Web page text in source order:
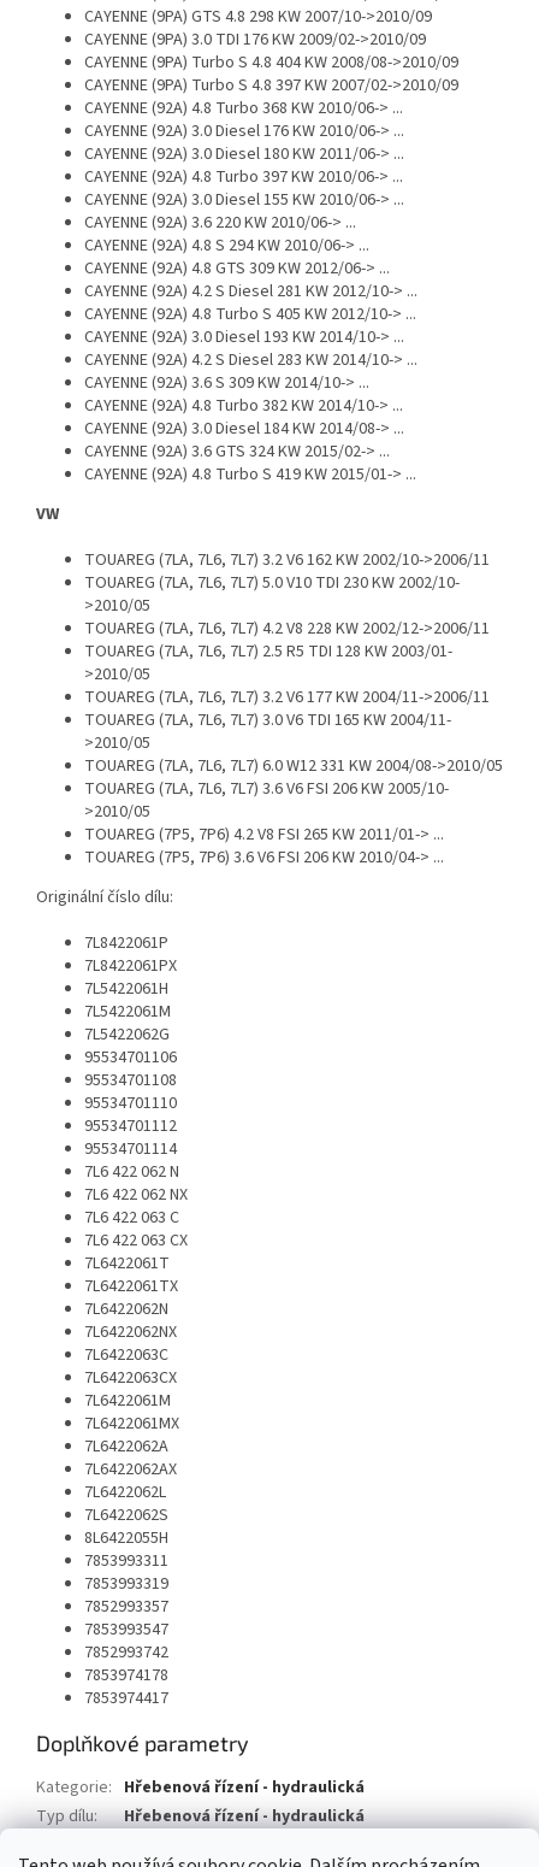
CAYENNE (9PA) GTS 4.8 298 KW 2007/10->2010/09
CAYENNE (9PA) 3.0 TDI 176 KW 2009/02->2010/09
CAYENNE (9PA) Turbo S 4.8 404 KW 2008/08->2010/09
CAYENNE (9PA) Turbo S 4.8 397 KW 2007/02->2010/09
CAYENNE (92A) 4.8 Turbo 368 KW 2010/06-> ...
CAYENNE (92A) 3.0 Diesel 176 KW 2010/06-> ...
CAYENNE (92A) 3.0 Diesel 180 KW 2011/06-> ...
CAYENNE (92A) 4.8 Turbo 397 KW 2010/06-> ...
CAYENNE (92A) 3.0 Diesel 155 KW 2010/06-> ...
CAYENNE (92A) 3.6 220 KW 2010/06-> ...
CAYENNE (92A) 4.8 S 294 KW 2010/06-> ...
CAYENNE (92A) 4.8 GTS 309 KW 2012/06-> ...
CAYENNE (92A) 4.2 S Diesel 281 KW 2012/10-> ...
CAYENNE (92A) 4.8 Turbo S 405 KW 2012/10-> ...
CAYENNE (92A) 3.0 Diesel 193 KW 2014/10-> ...
CAYENNE (92A) 4.2 S Diesel 283 KW 2014/10-> ...
CAYENNE (92A) 3.6 S 309 KW 2014/10-> ...
CAYENNE (92A) 4.8 Turbo 382 KW 2014/10-> ...
CAYENNE (92A) 3.0 Diesel 184 KW 2014/08-> ...
CAYENNE (92A) 3.6 GTS 324 KW 2015/02-> ...
CAYENNE (92A) 4.8 Turbo S 419 KW 2015/01-> ...
VW
TOUAREG (7LA, 7L6, 7L7) 3.2 V6 162 KW 2002/10->2006/11
TOUAREG (7LA, 7L6, 7L7) 5.0 V10 TDI 230 KW 2002/10-
>2010/05
TOUAREG (7LA, 7L6, 7L7) 4.2 V8 228 KW 2002/12->2006/11
TOUAREG (7LA, 7L6, 7L7) 2.5 R5 TDI 128 KW 2003/01-
>2010/05
TOUAREG (7LA, 7L6, 7L7) 3.2 V6 177 KW 2004/11->2006/11
TOUAREG (7LA, 7L6, 7L7) 3.0 V6 TDI 165 KW 2004/11-
>2010/05
TOUAREG (7LA, 7L6, 7L7) 6.0 W12 331 KW 2004/08->2010/05
TOUAREG (7LA, 7L6, 7L7) 3.6 V6 FSI 206 KW 2005/10-
>2010/05
TOUAREG (7P5, 7P6) 4.2 V8 FSI 265 KW 2011/01-> ...
TOUAREG (7P5, 7P6) 3.6 V6 FSI 206 KW 2010/04-> ...
Originální číslo dílu:
7L8422061P
7L8422061PX
7L5422061H
7L5422061M
7L5422062G
95534701106
95534701108
95534701110
95534701112
95534701114
7L6 422 062 N
7L6 422 062 NX
7L6 422 063 C
7L6 422 063 CX
7L6422061T
7L6422061TX
7L6422062N
7L6422062NX
7L6422063C
7L6422063CX
7L6422061M
7L6422061MX
7L6422062A
7L6422062AX
7L6422062L
7L6422062S
8L6422055H
7853993311
7853993319
7852993357
7853993547
7852993742
7853974178
7853974417
Doplňkové parametry
Kategorie: Hřebenová řízení - hydraulická
Typ dílu:
Hřebenová řízení - hydraulická